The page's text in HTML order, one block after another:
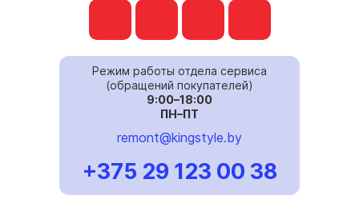
Режим работы отдела сервиса
(обращений покупателей)
9:00–18:00
ПН–ПТ
remont@kingstyle.by
+375 29 123 00 38